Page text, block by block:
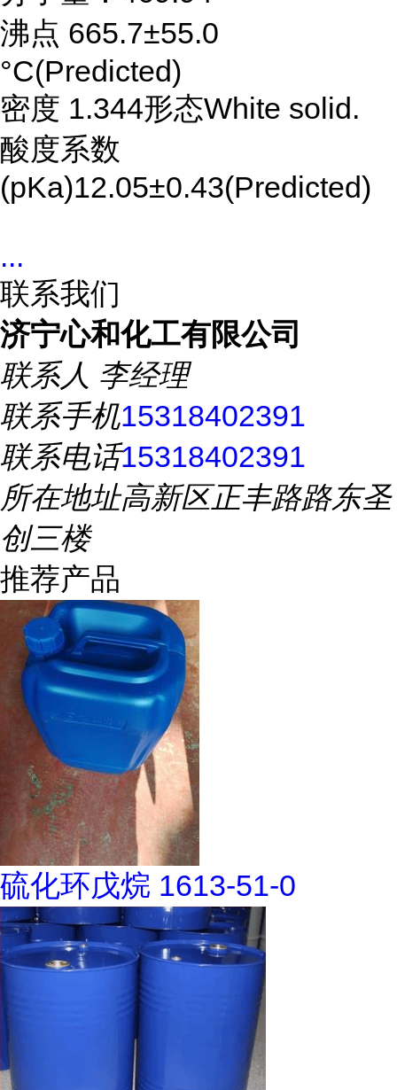
沸点 665.7±55.0
°C(Predicted)
密度 1.344形态White solid.
酸度系数
(pKa)12.05±0.43(Predicted)
...
联系我们
济宁心和化工有限公司
联系人 李经理
联系手机15318402391
联系电话15318402391
所在地址高新区正丰路路东圣
创三楼
推荐产品
硫化环戊烷 1613-51-0